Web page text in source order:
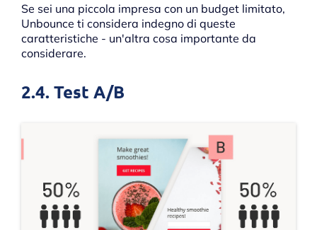
Se sei una piccola impresa con un budget limitato,
Unbounce ti considera indegno di queste
caratteristiche - un'altra cosa importante da
considerare.
2.4. Test A/B